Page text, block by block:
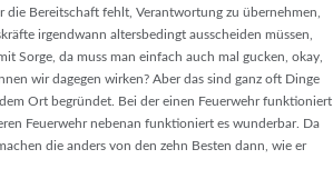
die Bereitschaft fehlt, Verantwortung zu übernehmen,
irgendwann altersbedingt ausscheiden müssen,
Sorge, da muss man einfach auch mal gucken, okay,
wir dagegen wirken? Aber das sind ganz oft Dinge
Ort begründet. Bei der einen Feuerwehr funktioniert
Feuerwehr nebenan funktioniert es wunderbar. Da
die anders von den zehn Besten dann, wie er